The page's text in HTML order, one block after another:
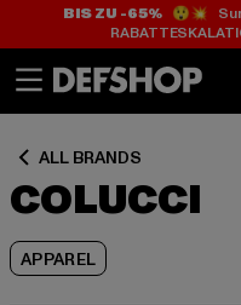
BIS ZU -65%😲💥
ALL BRANDS
COLUCCI
APPAREL